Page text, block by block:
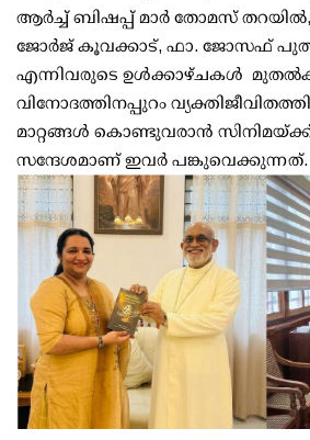
ആർച്ച് ബിഷപ്പ് മാർ തോമസ് തറയിൽ,
ജോർജ് കൂവക്കാ‌ട്, ഫാ. ജോസഫ്
എന്നിവരുടെ ഉൾക്കാഴ്ചകൾ
വിനോദത്തിനപ്പുറം
മാറ്റങ്ങൾ കൊണ്ടുവരാൻ
സന്ദേശമാണ് ഇവർ പങ്കുവെക്കുന്നത്.